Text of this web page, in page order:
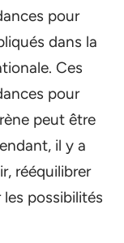
pour
dans la
Ces
pour
peut être
il y a
rééquilibrer
possibilités